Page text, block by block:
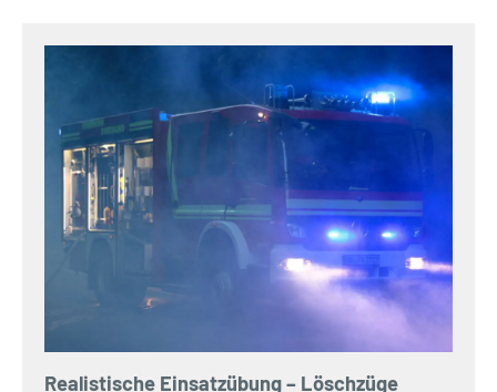
Realistische Einsatzübung – Löschzüge